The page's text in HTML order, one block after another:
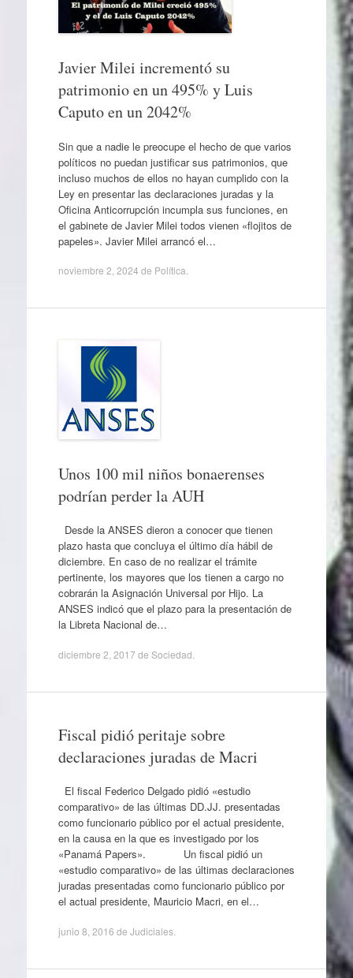
Javier Milei incrementó su
patrimonio en un 495% y Luis
Caputo en un 2042%
Sin que a nadie le preocupe el hecho de que varios
políticos no puedan justificar sus patrimonios, que
incluso muchos de ellos no hayan cumplido con la
Ley en presentar las declaraciones juradas y la
Oficina Anticorrupción incumpla sus funciones, en
el gabinete de Javier Milei todos vienen «flojitos de
papeles». Javier Milei arrancó el…
noviembre 2, 2024 de Política
Unos 100 mil niños bonaerenses
podrían perder la AUH
Desde la ANSES dieron a conocer que tienen
plazo hasta que concluya el último día hábil de
diciembre. En caso de no realizar el trámite
pertinente, los mayores que los tienen a cargo no
cobrarán la Asignación Universal por Hijo. La
ANSES indicó que el plazo para la presentación de
la Libreta Nacional de…
diciembre 2, 2017 de Sociedad
Fiscal pidió peritaje sobre
declaraciones juradas de Macri
El fiscal Federico Delgado pidió «estudio
comparativo» de las últimas DD.JJ. presentadas
como funcionario público por el actual presidente,
en la causa en la que es investigado por los
«Panamá Papers». Un fiscal pidió un
«estudio comparativo» de las últimas declaraciones
juradas presentadas como funcionario público por
el actual presidente, Mauricio Macri, en el…
junio 8, 2016 de Judiciales.